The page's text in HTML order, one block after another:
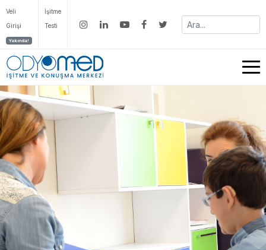
Veli
Girişi
Yakında!
İşitme
Testi